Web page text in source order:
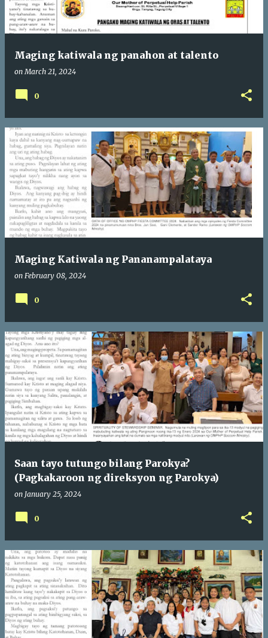
Maging katiwala ng panahon at talento
on March 21, 2024
0
Maging Katiwala ng Pananampalataya
on February 08, 2024
0
Saan tayo tutungo bilang Parokya?
(Pagkakaroon ng direksyon ng Parokya)
on January 25, 2024
0